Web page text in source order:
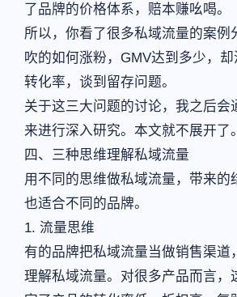
了品牌的价格体系，赔本赚吆喝。
所以，你看了很多私域流量的案例
吹的如何涨粉，GMV达到多少，却
转化率，谈到留存问题。
关于这三大问题的讨论，我之后会
来进行深入研究。本文就不展开了。
四、三种思维理解私域流量
用不同的思维做私域流量，带来的
也适合不同的品牌。
1. 流量思维
有的品牌把私域流量当做销售渠道
理解私域流量。对很多产品而言，